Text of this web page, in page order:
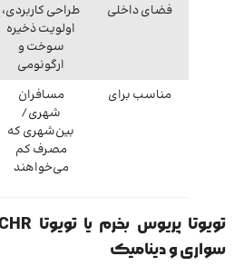
فضای داخلی
طراحی کاربردی،
اولویت ذخیره
سوخت و
ارگونومی
مناسب برای
مسافران
شهری/
بین‌شهری که
مصرف کم
می‌خواهند
سواری و دینامیک